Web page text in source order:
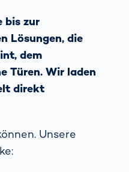
bis zur
Lösungen, die
dem
Türen. Wir laden
direkt
Unsere